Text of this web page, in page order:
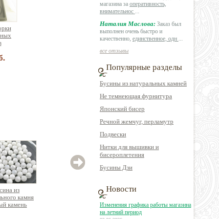
из
камня
камень
Бусина из
натурального камня
морганит цилиндр
граненый
кварц круглая
магазина за оперативность,
внимательнос ...
Наталия Маслова: Заказ был
выполнен очень быстро и
качественно, единственное, одн ...
все отзывы
Популярные разделы
Бусины из натуральных камней
Не темнеющая фурнитура
Японский бисер
Речной жемчуг, перламутр
Подвески
Нитки для вышивки и
бисероплетения
Бусины Дзи
Новости
Изменения графика работы магазина
на летний период